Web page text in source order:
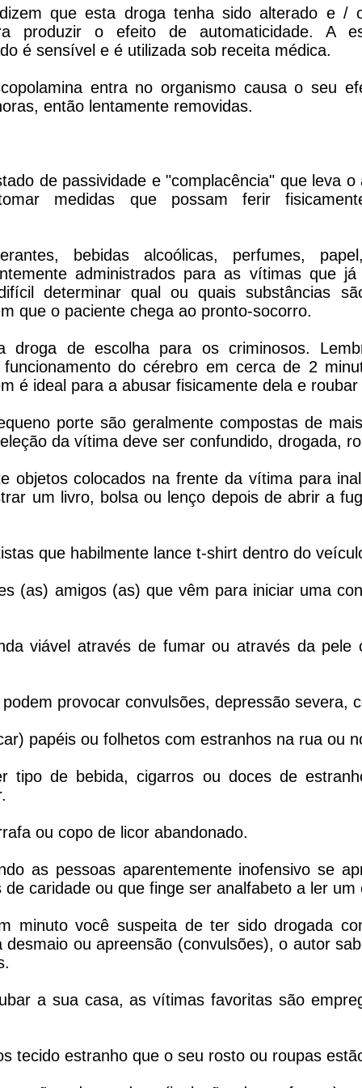
que esta droga tenha sido alterado e /
produzir o efeito de automaticidade. A
é sensível e é utilizada sob receita médica.
entra no organismo causa o seu
então lentamente removidas.
de passividade e "complacência" que leva
medidas que possam ferir
bebidas alcoólicas, perfumes,
administrados para as vítimas que
determinar qual ou quais substâncias
que o paciente chega ao pronto-socorro.
droga de escolha para os criminosos.
do cérebro em cerca de 2
é ideal para a abusar fisicamente dela e
porte são geralmente compostas de
da vítima deve ser confundido, drogada,
objetos colocados na frente da vítima para
um livro, bolsa ou lenço depois de abrir a
que habilmente lance t-shirt dentro do
(as) amigos (as) que vêm para iniciar uma
viável através de fumar ou através da pele
provocar convulsões, depressão severa,
papéis ou folhetos com estranhos na rua ou
tipo de bebida, cigarros ou doces de
ou copo de licor abandonado.
as pessoas aparentemente inofensivo se
caridade ou que finge ser analfabeto a ler um
minuto você suspeita de ter sido drogada
desmaio ou apreensão (convulsões), o autor
a sua casa, as vítimas favoritas são
tecido estranho que o seu rosto ou roupas